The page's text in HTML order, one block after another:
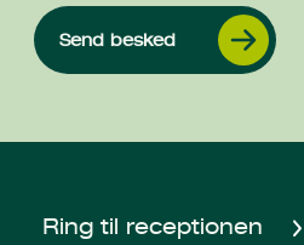
Send besked
Ring til receptionen